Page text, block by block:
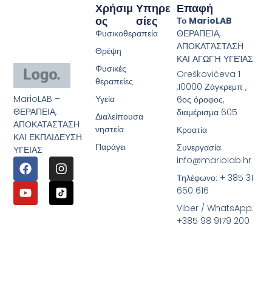
MarioLAB –
ΘΕΡΑΠΕΙΑ,
ΑΠΟΚΑΤΑΣΤΑΣΗ
ΚΑΙ ΕΚΠΑΙΔΕΥΣΗ
ΥΓΕΙΑΣ
Υπηρε
Σίες
Χρήσιμ
Ος
Φυσικοθεραπεία
Θρέψη
Φυσικές
θεραπείες
Υγεία
Διαλείπουσα
νηστεία
Παράγει
Επαφή
Το MarioLAB
ΘΕΡΑΠΕΊΑ,
ΑΠΟΚΑΤΆΣΤΑΣΗ
ΚΑΙ ΑΓΩΓΉ ΥΓΕΊΑΣ
Oreškovićeva 1
,10000 Ζάγκρεμπ ,
6ος όροφος,
διαμέρισμα 605
Κροατία
Συνεργασία:
info@mariolab.hr
Τηλέφωνο: + 385 31
650 616
Viber / WhatsApp:
+385 98 9179 200